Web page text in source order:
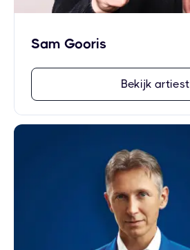
Sam Gooris
Bekijk artiest